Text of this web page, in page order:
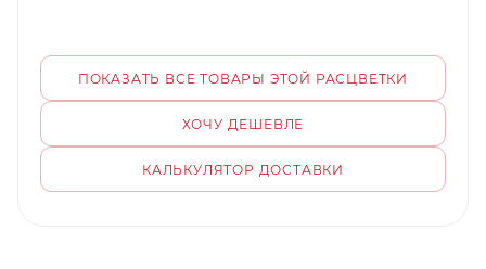
ПОКАЗАТЬ ВСЕ ТОВАРЫ ЭТОЙ РАСЦВЕТКИ
ХОЧУ ДЕШЕВЛЕ
КАЛЬКУЛЯТОР ДОСТАВКИ